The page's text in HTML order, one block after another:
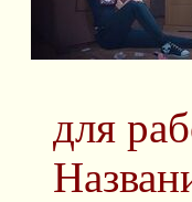
для